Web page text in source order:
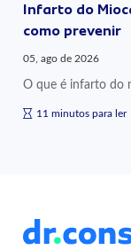
Infarto do
como prevenir
05, ago de 2026
O que é infarto do
11 minutos para ler